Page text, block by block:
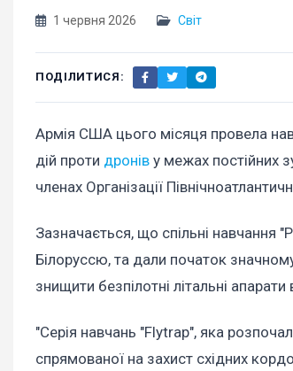
1 червня 2026 Світ
ПОДІЛИТИСЯ:
Армія США цього місяця провела
дій проти дронів у межах постійних
членах Організації
Зазначається, що спільні навчання
Білоруссю, та дали початок
знищити безпілотні літальні
"Серія навчань "Flytrap", яка
спрямованої на захист східних